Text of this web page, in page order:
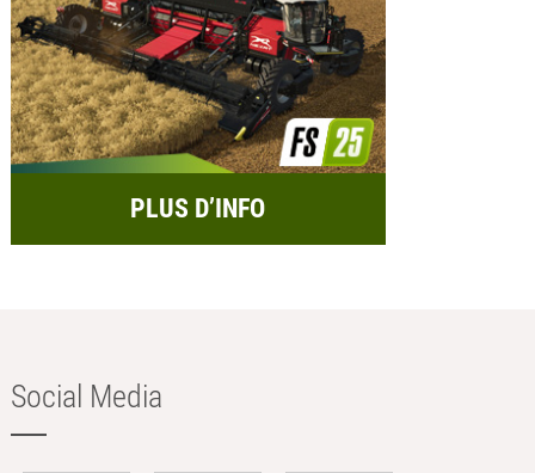
PLUS D’INFO
Social Media